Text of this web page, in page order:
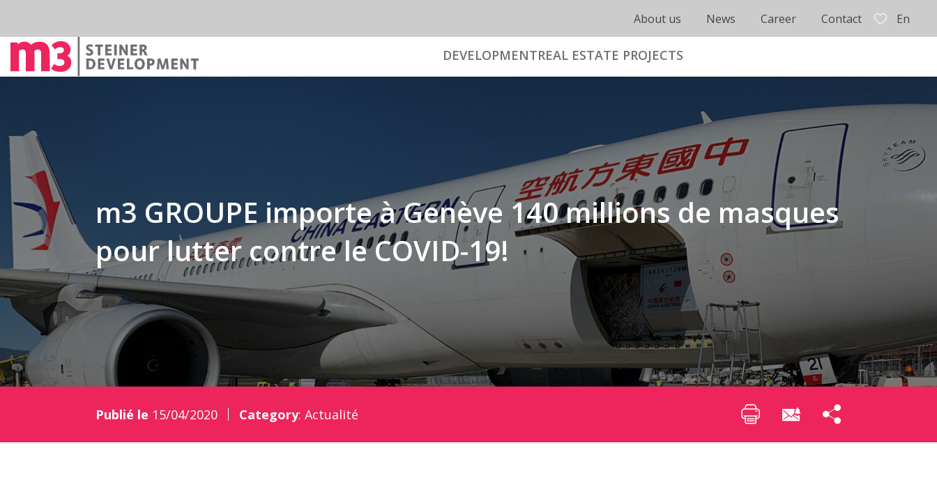
About us News Career Contact En
DEVELOPMENTREAL ESTATE PROJECTS
m3 GROUPE importe à Genève 140 millions de masques
pour lutter contre le COVID-19!
Publié le 15/04/2020 Category: Actualité